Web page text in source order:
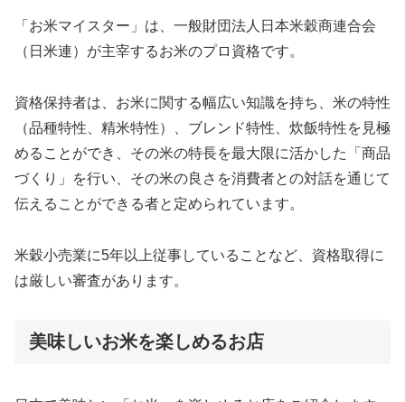
「お米マイスター」は、一般財団法人日本米穀商連合会
（日米連）が主宰するお米のプロ資格です。
資格保持者は、お米に関する幅広い知識を持ち、米の特性
（品種特性、精米特性）、ブレンド特性、炊飯特性を見極
めることができ、その米の特長を最大限に活かした「商品
づくり」を行い、その米の良さを消費者との対話を通じて
伝えることができる者と定められています。
米穀小売業に5年以上従事していることなど、資格取得に
は厳しい審査があります。
美味しいお米を楽しめるお店